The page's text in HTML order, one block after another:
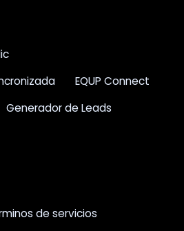
EQUP Connect
Generador de Leads
de servicios